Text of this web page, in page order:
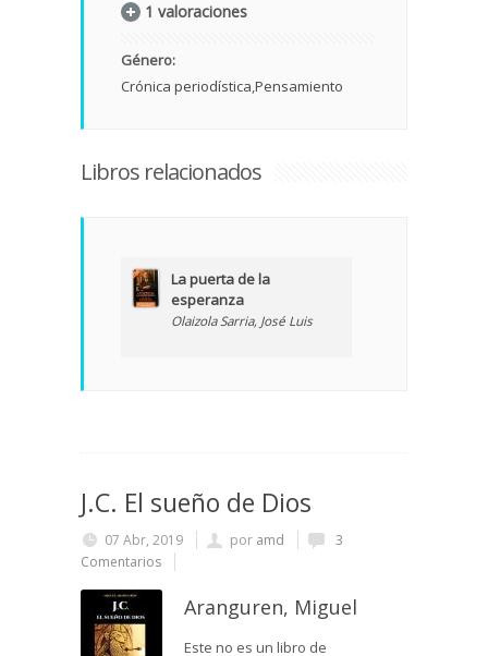
1 valoraciones
Género:
Crónica periodística Pensamiento
Libros relacionados
La puerta de la
esperanza
Olaizola Sarria, José Luis
J.C. El sueño de Dios
07 Abr, 2019 por amd
3
Comentarios
Aranguren, Miguel
Este no es un libro de